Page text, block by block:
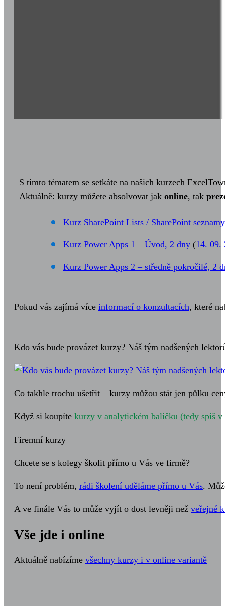
S tímto tématem se setkáte na našich kurzech
Aktuálně: kurzy můžete absolvovat jak online, tak
Kurz SharePoint Lists / SharePoint
Kurz Power Apps 1 – Úvod, 2 dny (14. 09.
Kurz Power Apps 2 – středně pokročilé, 2
Pokud vás zajímá více informací o konzultacích, které
Kdo vás bude provázet kurzy? Náš tým nadšených
Co takhle trochu ušetřit – kurzy můžou stát jen půlku
Když si koupíte kurzy v analytickém balíčku (tedy spíš
Firemní kurzy
Chcete se s kolegy školit přímo u Vás ve firmě?
To není problém, rádi školení uděláme přímo u Vás.
A ve finále Vás to může vyjít o dost levněji než veřejné
Vše jde i online
Aktuálně nabízíme všechny kurzy i v online variantě